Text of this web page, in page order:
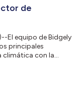
de
)--El equipo de Bidgely
principales
climática con la